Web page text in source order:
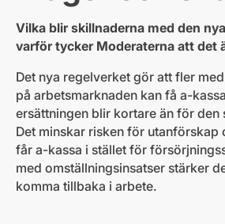
Vilka blir skillnaderna med den
varför tycker Moderaterna att det
Det nya regelverket gör att fler
på arbetsmarknaden kan få a-
ersättningen blir kortare än för den
Det minskar risken för utanförskap
får a-kassa i stället för
med omställningsinsatser stärker
komma tillbaka i arbete.